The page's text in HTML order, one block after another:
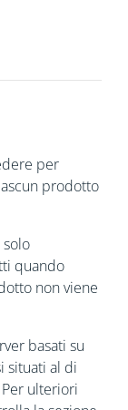
per
prodotto
quando
non viene
basati su
situati al di
ulteriori